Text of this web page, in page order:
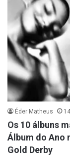
Éder Matheus
Os 10 álbuns
Álbum do Ano
Gold Derby